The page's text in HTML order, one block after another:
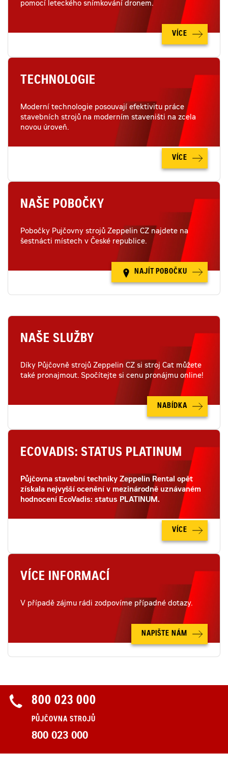
pomocí leteckého snímkování dronem.
VÍCE
TECHNOLOGIE
Moderní technologie posouvají efektivitu práce
stavebních strojů na moderním staveništi na zcela
novou úroveň.
VÍCE
NAŠE POBOČKY
Pobočky Pujčovny strojů Zeppelin CZ najdete na
šestnácti místech v České republice.
NAJÍT POBOČKU
NAŠE SLUŽBY
Díky Půjčovně strojů Zeppelin CZ si stroj Cat můžete
také pronajmout. Spočítejte si cenu pronájmu online!
NABÍDKA
ECOVADIS: STATUS PLATINUM
Půjčovna stavební techniky Zeppelin Rental opět
získala nejvyšší ocenění v mezinárodně uznávaném
hodnocení EcoVadis: status PLATINUM.
VÍCE
VÍCE INFORMACÍ
V případě zájmu rádi zodpovíme případné dotazy.
NAPIŠTE NÁM
800 023 000
PŮJČOVNA STROJŮ
800 023 000